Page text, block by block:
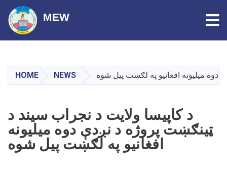
main
content
MEW
HOME NEWS دوه میلیونه افغانیو په لګښت پیل شوه
د کاپیسا ولایت د نجراب سیند د
ټینګښت پروژه د نږدې دوه میلیونه
افغانیو په لګښت پیل شوه